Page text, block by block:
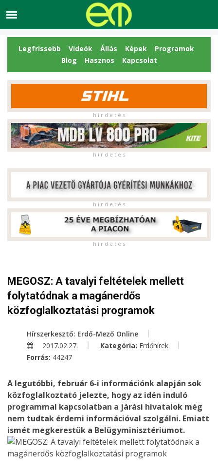
Legfrissebb Videók Állás Képek
Programok
Blog
Hasznos Kapcsolat
h i r d e t é s
h i r d e t é s
h i r d e t é s
h i r d e t é s
MEGOSZ: A tavalyi feltételek mellett
folytatódnak a magánerdős
közfoglalkoztatási programok
Hírszerkesztő: Erdő-Mező Online
2017.02.27.
Kategória: Erdőhírek
Forrás: 44247
A legutóbbi, február 6-i információnk alapján sok
közfoglalkoztató jelezte, hogy az idén induló
programmal kapcsolatban a járási hivatalok még
nem tudtak érdemi információval szolgálni. Emiatt
ismét megkerestük a Belügyminisztériumot.